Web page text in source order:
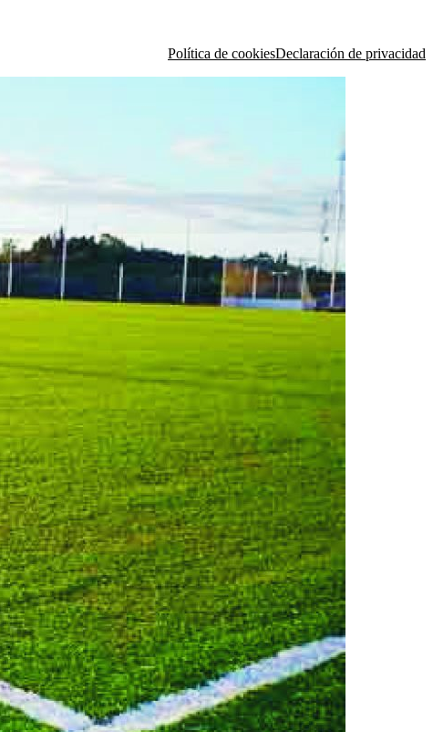
Política de cookiesDeclaración de privacidad